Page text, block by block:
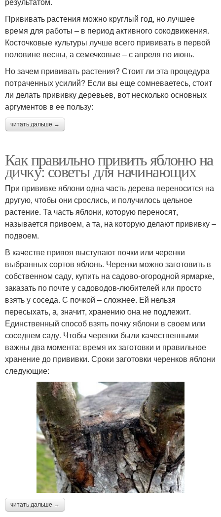
Прививать растения можно круглый год, но лучшее
время для работы – в период активного сокодвижения.
Косточковые культуры лучше всего прививать в первой
половине весны, а семечковые – с апреля по июнь.
Но зачем прививать растения? Стоит ли эта процедура
потраченных усилий? Если вы еще сомневаетесь, стоит
ли делать прививку деревьев, вот несколько основных
аргументов в ее пользу:
читать дальше →
Как правильно привить яблоню на
дичку: советы для начинающих
При прививке яблони одна часть дерева переносится на
другую, чтобы они срослись, и получилось цельное
растение. Та часть яблони, которую переносят,
называется привоем, а та, на которую делают прививку –
подвоем.
В качестве привоя выступают почки или черенки
выбранных сортов яблонь. Черенки можно заготовить в
собственном саду, купить на садово-огородной ярмарке,
заказать по почте у садоводов-любителей или просто
взять у соседа. С почкой – сложнее. Ей нельзя
пересыхать, а, значит, хранению она не подлежит.
Единственный способ взять почку яблони в своем или
соседнем саду. Чтобы черенки были качественными
важны два момента: время их заготовки и правильное
хранение до прививки. Сроки заготовки черенков яблони
следующие:
читать дальше →